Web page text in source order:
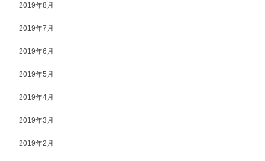
2019年8月
2019年7月
2019年6月
2019年5月
2019年4月
2019年3月
2019年2月